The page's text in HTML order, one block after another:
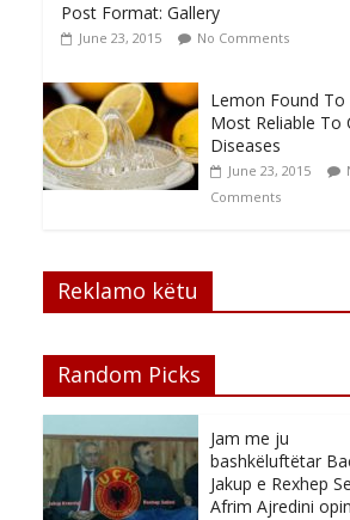
Post Format: Gallery
June 23, 2015 No Comments
Lemon Found To
Most Reliable To
Diseases
June 23, 2015
Comments
Reklamo këtu
Random Picks
Jam me ju
bashkëluftëtar
Jakup e Rexhep
Afrim Ajredini